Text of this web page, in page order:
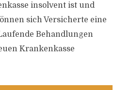
insolvent ist und
sich Versicherte eine
Behandlungen
Krankenkasse